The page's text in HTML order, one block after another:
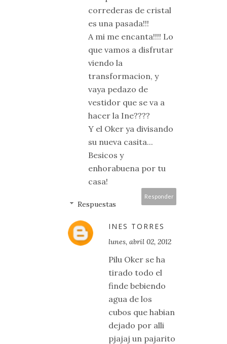
correderas de cristal
es una pasada!!!
A mi me encanta!!!! Lo
que vamos a disfrutar
viendo la
transformacion, y
vaya pedazo de
vestidor que se va a
hacer la Ine????
Y el Oker ya divisando
su nueva casita...
Besicos y
enhorabuena por tu
casa!
Responder
Respuestas
INES TORRES
lunes, abril 02, 2012
Pilu Oker se ha
tirado todo el
finde bebiendo
agua de los
cubos que habian
dejado por alli
pjajaj un pajarito